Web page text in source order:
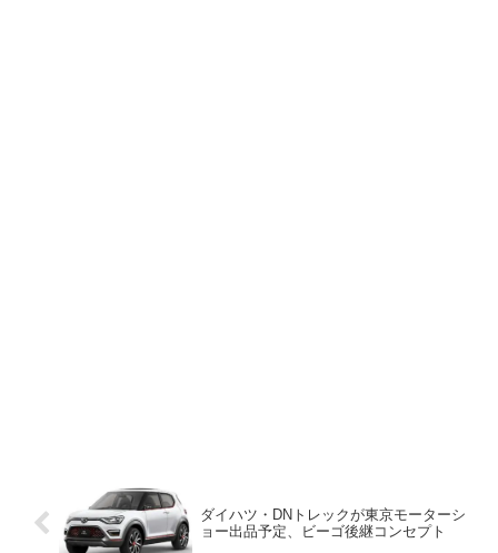
ダイハツ・DNトレックが東京モーターシ
ョー出品予定、ビーゴ後継コンセプト